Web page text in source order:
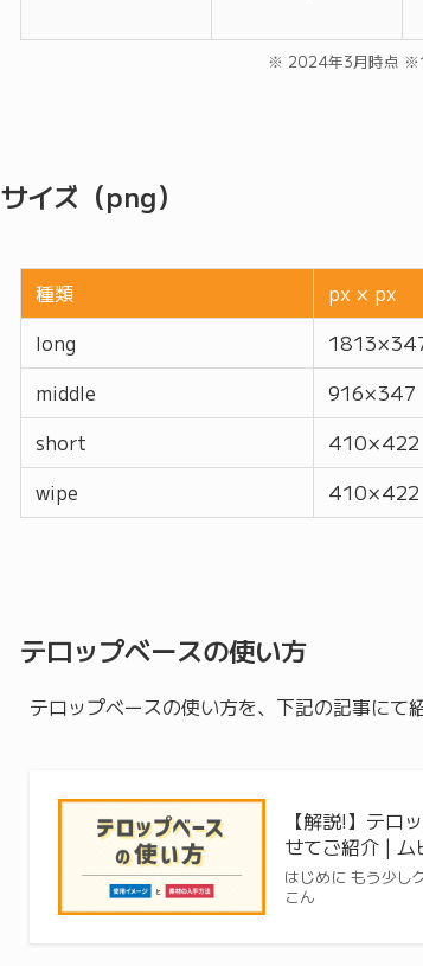
※ 2024年3月時点 ※1
サイズ（png）
種類 px × px
long
1813 ×
middle
916 × 347
short
410 × 422
wipe
410 × 422
テロップベースの使い方
テロップベースの使い方を、下記の記事にて
【解説!】テロ
せてご紹介 |
はじめに もう少し
こん